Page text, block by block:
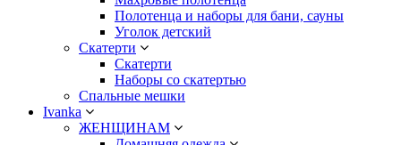
Полотенца и наборы для бани, сауны
Уголок детский
Скатерти
Скатерти
Наборы со скатертью
Спальные мешки
Ivanka
ЖЕНЩИНАМ